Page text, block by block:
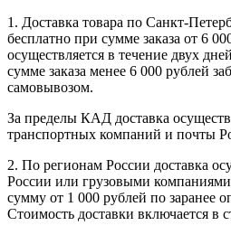
1. Доставка товара по Санкт-
бесплатно при сумме заказа от 6
осуществляется в течение двух
сумме заказа менее 6 000 рублей
самовывозом.
За пределы КАД доставка
транспортных компаний и почты
2. По регионам России доставка
России или грузовыми
сумму от 1 000 рублей по заранее
Стоимость доставки включается в